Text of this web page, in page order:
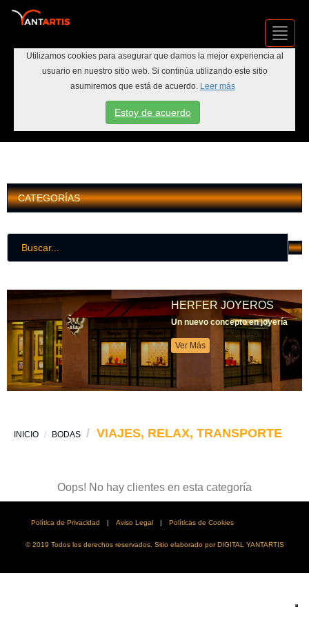
INICIAR SESIÓN
CATEGORÍAS
Utilizamos cookies para asegurar que damos la mejor experiencia al
usuario en nuestro sitio web. Si continúa utilizando este sitio
asumiremos que está de acuerdo. Leer más
Estoy de acuerdo
HERFER JOYEROS
Un nuevo concepto en joyería
Ver Más
INICIO BODAS VIAJES, RELAX, TRANSPORTE
Oops! No hay clientes en esta categoría
Política de Privacidad | Aviso Legal | Políticas de Cookies
© 2019 Todos los derechos reservados. Sitio elaborado por DIGITAL YANTARTIS